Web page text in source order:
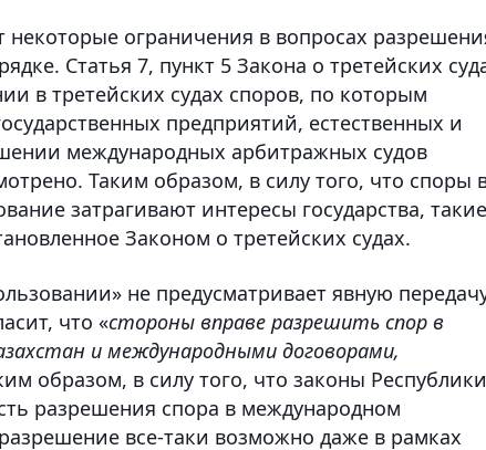
некоторые ограничения в вопросах
Статья 7, пункт 5 Закона о третейских
в третейских судах споров, по которым
предприятий, естественных и
международных арбитражных судов
Таким образом, в силу того, что споры
затрагивают интересы государства, такие
Законом о третейских судах.
не предусматривает явную
что «стороны вправе разрешить спор в
и международными договорами,
образом, в силу того, что законы Республики
разрешения спора в международном
все-таки возможно даже в рамках